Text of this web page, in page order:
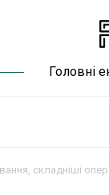
Головні
складніші